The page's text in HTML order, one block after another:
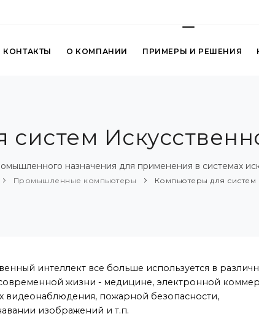
КОНТАКТЫ О КОМПАНИИ ПРИМЕРЫ И РЕШЕНИЯ
назначения для применения в системах
Промышленные компьютеры Компьютеры для систем
интеллект все больше используется в
жизни - медицине, электронной
видеонаблюдения, пожарной безопасности,
изображений и т.п.